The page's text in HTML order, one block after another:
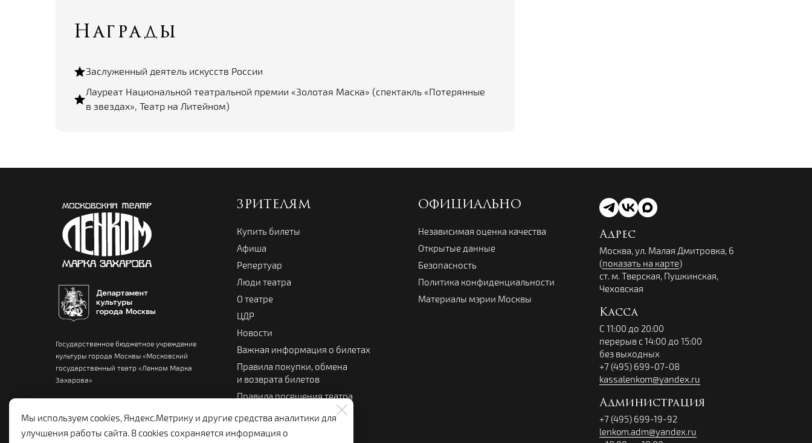
Награды
Заслуженный деятель искусств России
Лауреат Национальной театральной премии «Золотая Маска» (спектакль «Потерянные
в звездах», Театр на Литейном)
Государственное бюджетное учреждение
культуры города Москвы «Московский
государственный театр «Ленком Марка
Захарова»
ЗРИТЕЛЯМ
Купить билеты
Афиша
Репертуар
Люди театра
О театре
ЦДР
Новости
Важная информация о билетах
Правила покупки, обмена
и возврата билетов
Правила посещения театра
Театральный буфет
ОФИЦИАЛЬНО
Независимая оценка качества
Открытые данные
Безопасность
Политика конфиденциальности
Материалы мэрии Москвы
Адрес
Москва, ул. Малая Дмитровка, 6
(показать на карте)
ст. м. Тверская, Пушкинская,
Чеховская
Касса
С 11:00 до 20:00
перерыв с 14:00 до 15:00
без выходных
+7 (495) 699-07-08
kassalenkom@yandex.ru
Администрация
+7 (495) 699-19-92
lenkom.adm@yandex.ru
Мы используем cookies, Яндекс.Метрику и другие средства аналитики для
улучшения работы сайта. В cookies сохраняется информация о